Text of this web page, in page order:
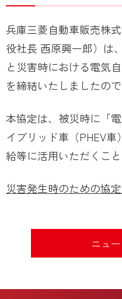
兵庫三菱自動車販売株
役社長 西原興一郎）は
と災害時における電気
を締結いたしましたの
本協定は、被災時に「
イブリッド車（PHEV
給等に活用いただくこ
災害発生時のための協
ニュ